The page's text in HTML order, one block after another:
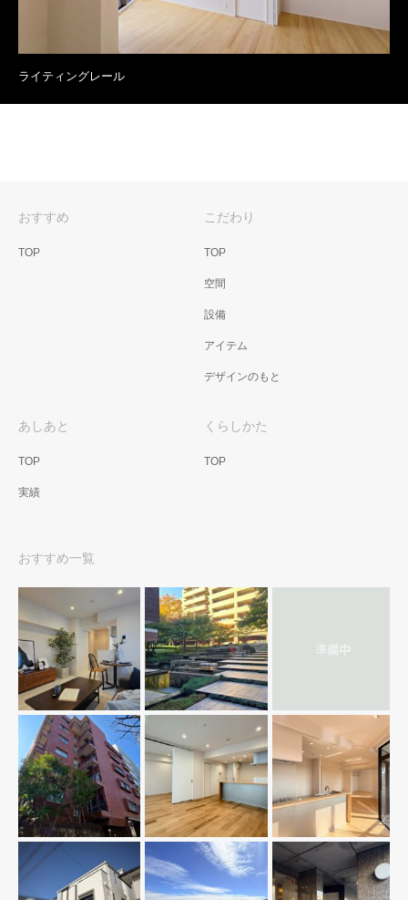
ライティングレール
おすすめ
TOP
こだわり
TOP
空間
設備
アイテム
デザインのもと
あしあと
TOP
実績
くらしかた
TOP
おすすめ一覧